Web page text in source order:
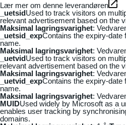
Lær mer om denne leverandøren
_uetsidUsed to track visitors on
relevant advertisement based on the
Maksimal lagringsvarighet:
_uetsid_expContains the expiry-date
name.
Maksimal lagringsvarighet:
_uetvidUsed to track visitors on
relevant advertisement based on the
Maksimal lagringsvarighet:
_uetvid_expContains the expiry-date
name.
Maksimal lagringsvarighet:
MUIDUsed widely by Microsoft as a
enables user tracking by
domains.